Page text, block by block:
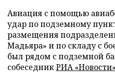
Авиация с помощью
удар по подземному
размещения
Мадьяра» и по складу с
был рядом с подземной
собеседникРИА «Новости»